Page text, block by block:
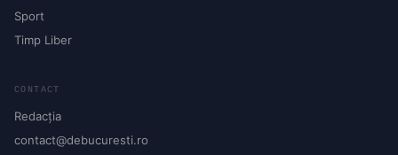
Sport
Timp Liber
CONTACT
Redacția
contact@debucuresti.ro